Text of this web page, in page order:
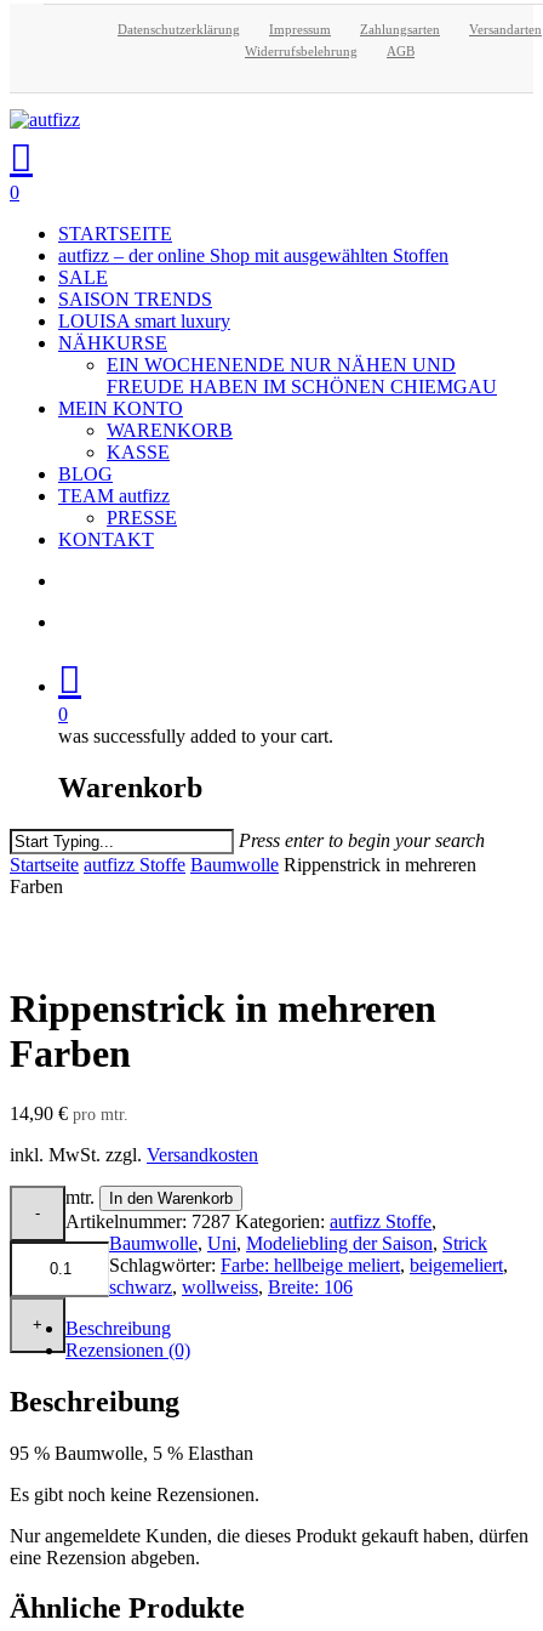
content
Datenschutzerklärung Impressum Zahlungsarten
Versandarten
Widerrufsbelehrung
AGB
search
account
0
STARTSEITE
autfizz – der online Shop mit ausgewählten Stoffen
SALE
SAISON TRENDS
LOUISA smart luxury
NÄHKURSE
EIN WOCHENENDE NUR NÄHEN UND
FREUDE HABEN IM SCHÖNEN CHIEMGAU
MEIN KONTO
WARENKORB
KASSE
BLOG
TEAM autfizz
PRESSE
KONTAKT
0
was successfully added to your cart.
Warenkorb
Press enter to begin your search
Close
Search
Startseite autfizz Stoffe Baumwolle Rippenstrick in mehreren
Farben
Rippenstrick in mehreren
Farben
14,90 € pro mtr.
inkl. MwSt. zzgl. Versandkosten
mtr. In den Warenkorb
Artikelnummer: 7287 Kategorien: autfizz Stoffe,
Baumwolle, Uni, Modeliebling der Saison, Strick
Schlagwörter: Farbe: hellbeige meliert, beigemeliert,
schwarz, wollweiss, Breite: 106
Beschreibung
Rezensionen (0)
Beschreibung
95 % Baumwolle, 5 % Elasthan
Es gibt noch keine Rezensionen.
Nur angemeldete Kunden, die dieses Produkt gekauft haben, dürfen
eine Rezension abgeben.
Ähnliche Produkte
Close